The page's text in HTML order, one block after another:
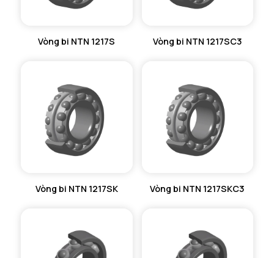
GỐI ĐỠ 2 NỬA NTN
MÁY GIA NHIỆT NTN
Vòng bi NTN 1217S Vòng bi NTN 1217SC3
Vòng bi NTN 1217SK Vòng bi NTN 1217SKC3